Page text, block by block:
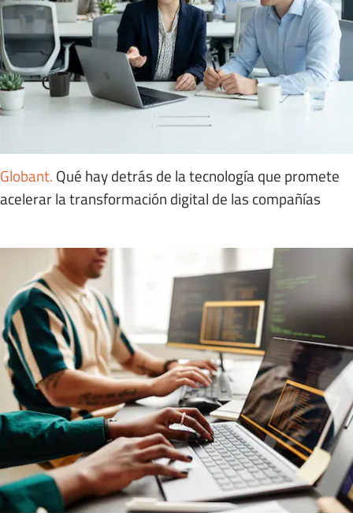
Globant. Qué hay detrás de la tecnología que promete
acelerar la transformación digital de las compañías